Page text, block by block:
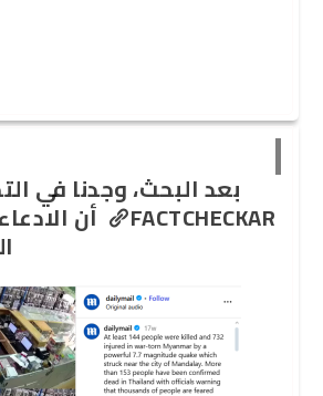
بعد البحث، وجدنا في
FACTCHECKAR أن